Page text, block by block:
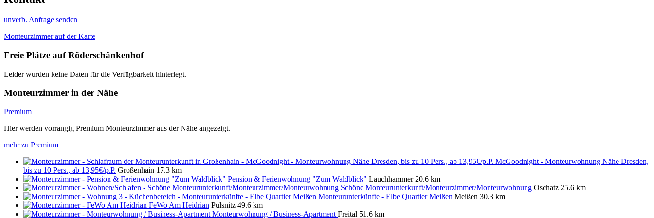
unverb. Anfrage senden
Monteurzimmer auf der Karte
Freie Plätze auf Röderschänkenhof
Leider wurden keine Daten für die Verfügbarkeit hinterlegt.
Monteurzimmer in der Nähe
Premium
Hier werden vorrangig Premium Monteurzimmer aus der Nähe angezeigt.
mehr zu Premium
McGoodnight - Monteurwohnung Nähe Dresden,
bis zu 10 Pers., ab 13,95€/p.P. Großenhain 17.3 km
Pension & Ferienwohnung "Zum Waldblick" Lauchhammer 20.6 km
Schöne Monteurunterkunft/Monteurzimmer/Monteurwohnung Oschatz 25.6 km
Monteurunterkünfte - Elbe Quartier Meißen Meißen 30.3 km
FeWo Am Heidrian Pulsnitz 49.6 km
Monteurwohnung / Business-Apartment Freital 51.6 km